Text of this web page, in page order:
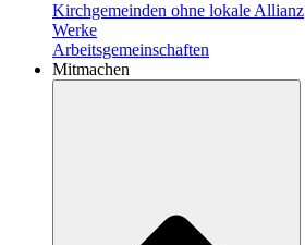
Kirchgemeinden ohne lokale Allianz
Werke
Arbeitsgemeinschaften
Mitmachen